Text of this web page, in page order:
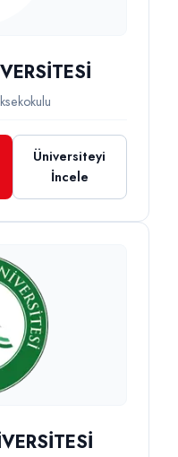
Üniversiteyi
İncele